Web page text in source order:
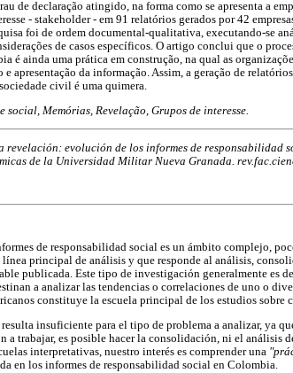
de declaração atingido, na forma como se apresenta a
- stakeholder - em 91 relatórios gerados por 42
foi de ordem documental-qualitativa, executando-se
de casos específicos. O artigo conclui que o
é ainda uma prática em construção, na qual as
e apresentação da informação. Assim, a geração de
civil é uma quimera.
social, Memórias, Revelação, Grupos de interesse.
revelación: evolución de los informes de responsabilidad
de la Universidad Militar Nueva Granada.
de responsabilidad social es un ámbito complejo,
principal de análisis y que responde al análisis,
publicada. Este tipo de investigación generalmente es
a analizar las tendencias o correlaciones de uno o
constituye la escuela principal de los estudios sobre
insuficiente para el tipo de problema a analizar, ya
a trabajar, es posible hacer la consolidación, ni el análisis
interpretativas, nuestro interés es comprender una
en los informes de responsabilidad social en Colombia.